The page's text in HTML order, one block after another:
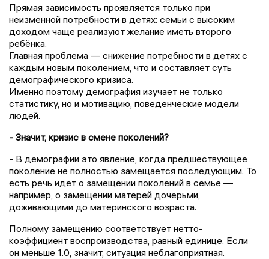
Прямая зависимость проявляется только при
неизменной потребности в детях: семьи с высоким
доходом чаще реализуют желание иметь второго
ребёнка.
Главная проблема — снижение потребности в детях с
каждым новым поколением, что и составляет суть
демографического кризиса.
Именно поэтому демография изучает не только
статистику, но и мотивацию, поведенческие модели
людей.
- Значит, кризис в смене поколений?
- В демографии это явление, когда предшествующее
поколение не полностью замещается последующим. То
есть речь идет о замещении поколений в семье —
например, о замещении матерей дочерьми,
доживающими до материнского возраста.
Полному замещению соответствует нетто-
коэффициент воспроизводства, равный единице. Если
он меньше 1.0, значит, ситуация неблагоприятная.